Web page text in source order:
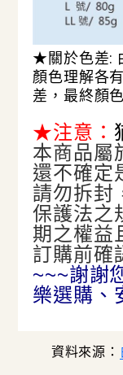
★關於色差:
顏色理解各
差，最終顏
★注意 ：
本商品屬
還不確定
請勿拆封
保護法之
期之權益
訂購前確
~~~謝謝
樂選購、
資料來源：